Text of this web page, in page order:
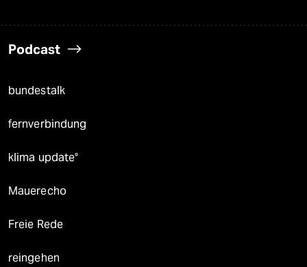
Podcast
bundestalk
fernverbindung
klima update°
Mauerecho
Freie Rede
reingehen